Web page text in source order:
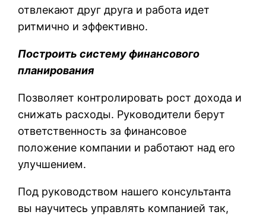
отвлекают друг друга и работа идет
ритмично и эффективно.
Построить систему финансового
планирования
Позволяет контролировать рост дохода и
снижать расходы. Руководители берут
ответственность за финансовое
положение компании и работают над его
улучшением.
Под руководством нашего консультанта
вы научитесь управлять компанией так,